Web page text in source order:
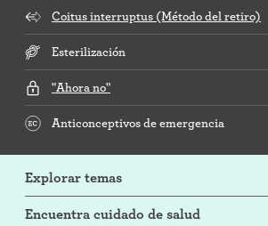
Coitus interruptus (Método del retiro)
Esterilización
"Ahora no"
Anticonceptivos de emergencia
Explorar temas
Encuentra cuidado de salud